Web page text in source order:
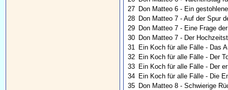
27 Don Matteo 6 - Ein
28 Don Matteo 7 - Auf der Spur
29 Don Matteo 7 - Eine Frage
30 Don Matteo 7 - Der
31 Ein Koch für alle Fälle - Das
32 Ein Koch für alle Fälle - Der
33 Ein Koch für alle Fälle - Der
34 Ein Koch für alle Fälle - Die
35 Don Matteo 8 - Schwierige